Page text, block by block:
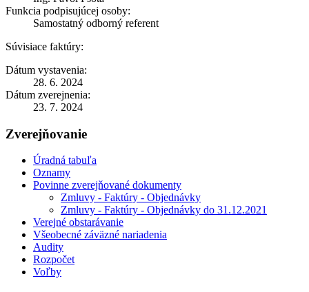
Funkcia podpisujúcej osoby:
Samostatný odborný referent
Súvisiace faktúry:
Dátum vystavenia:
28. 6. 2024
Dátum zverejnenia:
23. 7. 2024
Zverejňovanie
Úradná tabuľa
Oznamy
Povinne zverejňované dokumenty
Zmluvy - Faktúry - Objednávky
Zmluvy - Faktúry - Objednávky do 31.12.2021
Verejné obstarávanie
Všeobecné záväzné nariadenia
Audity
Rozpočet
Voľby